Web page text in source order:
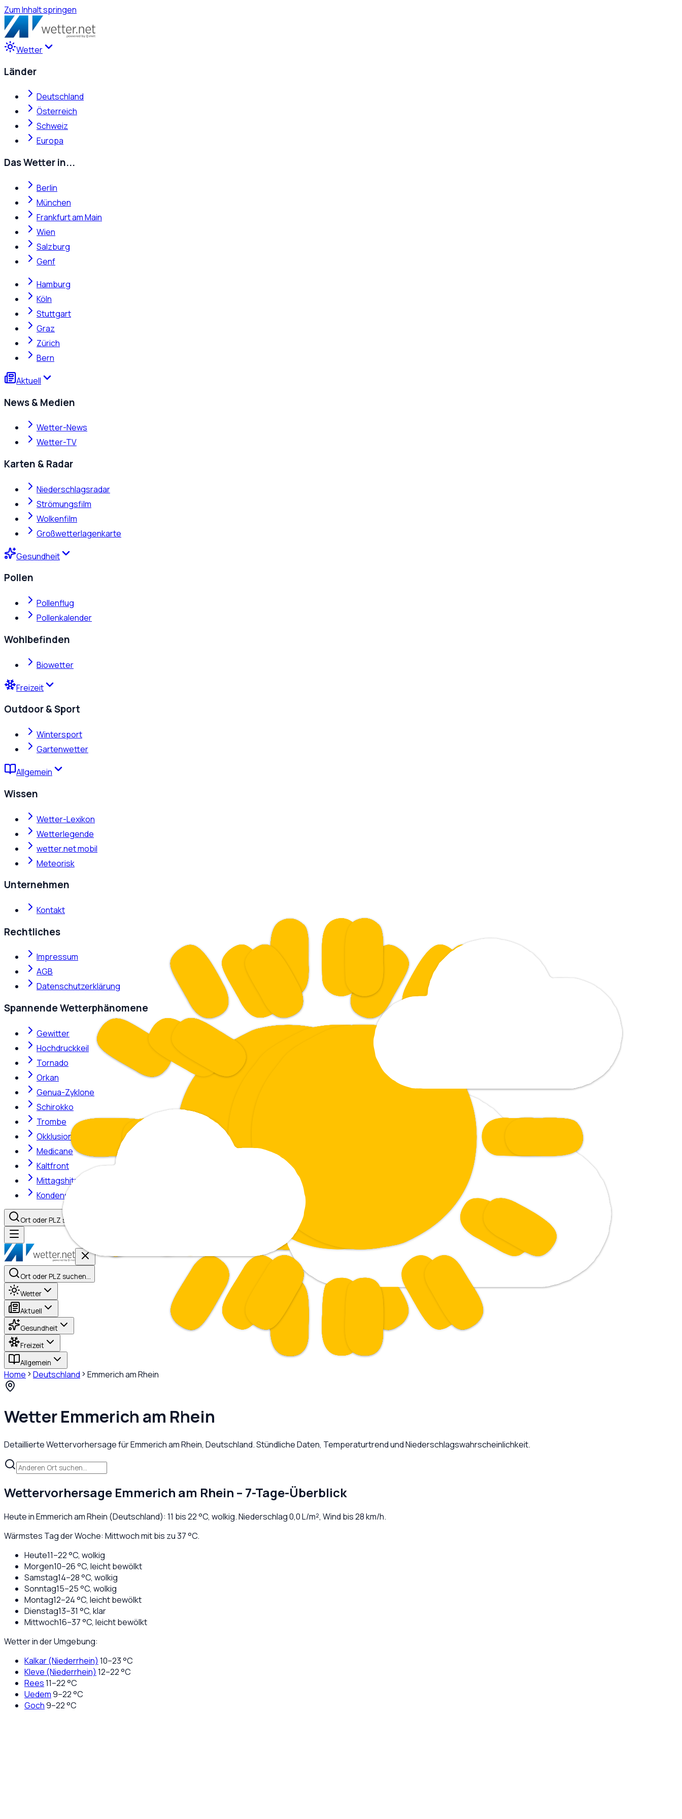
Zum Inhalt springen
Wetter
Länder
Deutschland
Österreich
Schweiz
Europa
Das Wetter in...
Berlin
München
Frankfurt am Main
Wien
Salzburg
Genf
Hamburg
Köln
Stuttgart
Graz
Zürich
Bern
Aktuell
News & Medien
Wetter-News
Wetter-TV
Karten & Radar
Niederschlagsradar
Strömungsfilm
Wolkenfilm
Großwetterlagenkarte
Gesundheit
Pollen
Pollenflug
Pollenkalender
Wohlbefinden
Biowetter
Freizeit
Outdoor & Sport
Wintersport
Gartenwetter
Allgemein
Wissen
Wetter-Lexikon
Wetterlegende
wetter.net mobil
Meteorisk
Unternehmen
Kontakt
Rechtliches
Impressum
AGB
Datenschutzerklärung
Spannende Wetterphänomene
Gewitter
Hochdruckkeil
Tornado
Orkan
Genua-Zyklone
Schirokko
Trombe
Okklusion
Medicane
Kaltfront
Mittagshitze
Kondensstreifen
Ort oder PLZ suchen…
Ort oder PLZ suchen…
Wetter
Aktuell
Gesundheit
Freizeit
Allgemein
Home Deutschland Emmerich am Rhein
WetterEmmerich am Rhein
Detaillierte Wettervorhersage fürEmmerich am Rhein, Deutschland. Stündliche Daten, Temperaturtrend und Niederschlagswahrscheinlichkeit.
Wettervorhersage Emmerich am Rhein – 7-Tage-Überblick
Heute inEmmerich am Rhein (Deutschland): 11 bis22°C, wolkig. Niederschlag0,0L/m², Wind bis28km/h.
Wärmstes Tag der Woche: Mittwoch mit bis zu 37 °C.
Heute11–22°C, wolkig
Morgen10–26°C, leicht bewölkt
Samstag14–28°C, wolkig
Sonntag15–25°C, wolkig
Montag12–24°C, leicht bewölkt
Dienstag13–31 °C, klar
Mittwoch16–37°C, leicht bewölkt
Wetter in der Umgebung:
Kalkar (Niederrhein) 10–23°C
Kleve (Niederrhein) 12–22°C
Rees11–22°C
Uedem9–22°C
Goch9–22°C